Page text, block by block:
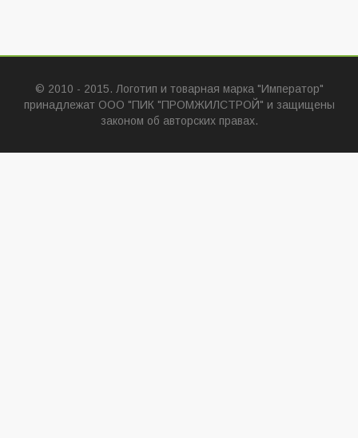
© 2010 - 2015. Логотип и товарная марка "Император"
принадлежат ООО "ПИК "ПРОМЖИЛСТРОЙ" и защищены
законом об авторских правах.